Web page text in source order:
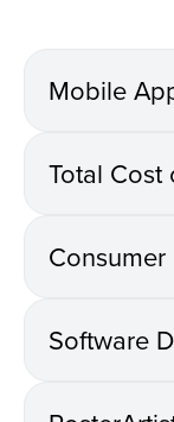
Mobile
Total Cost
Consumer
Software